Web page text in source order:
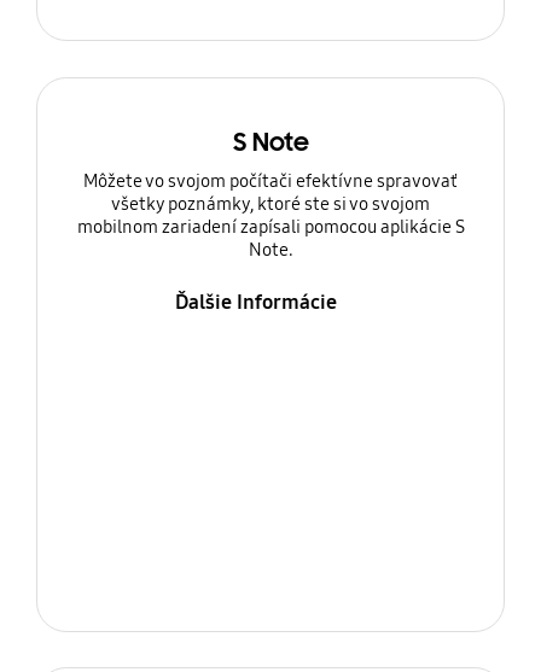
S Note
Môžete vo svojom počítači efektívne spravovať
všetky poznámky, ktoré ste si vo svojom
mobilnom zariadení zapísali pomocou aplikácie S
Note.
Ďalšie Informácie